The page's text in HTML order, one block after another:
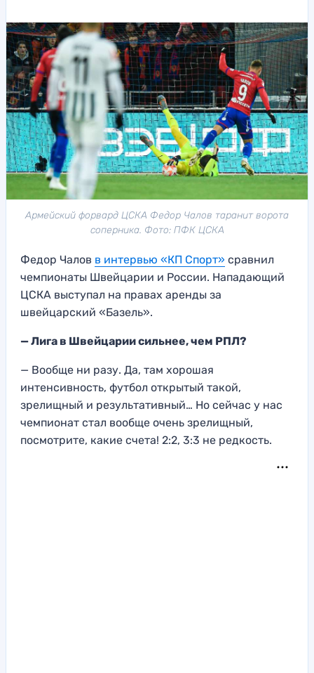
Армейский форвард ЦСКА Федор Чалов таранит ворота
соперника. Фото: ПФК ЦСКА
Федор Чалов в интервью «КП Спорт» сравнил
чемпионаты Швейцарии и России. Нападающий
ЦСКА выступал на правах аренды за
швейцарский «Базель».
— Лига в Швейцарии сильнее, чем РПЛ?
— Вообще ни разу. Да, там хорошая
интенсивность, футбол открытый такой,
зрелищный и результативный… Но сейчас у нас
чемпионат стал вообще очень зрелищный,
посмотрите, какие счета! 2:2, 3:3 не редкость.